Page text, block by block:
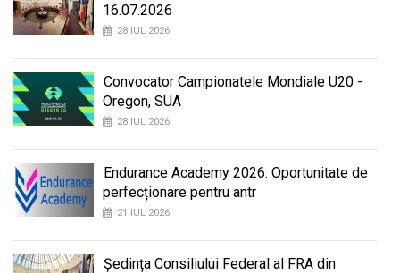
16.07.2026
28 IUL 2026
Convocator Campionatele Mondiale U20 -
Oregon, SUA
28 IUL 2026
Endurance Academy 2026: Oportunitate de
perfecționare pentru antr
21 IUL 2026
Ședința Consiliului Federal al FRA din